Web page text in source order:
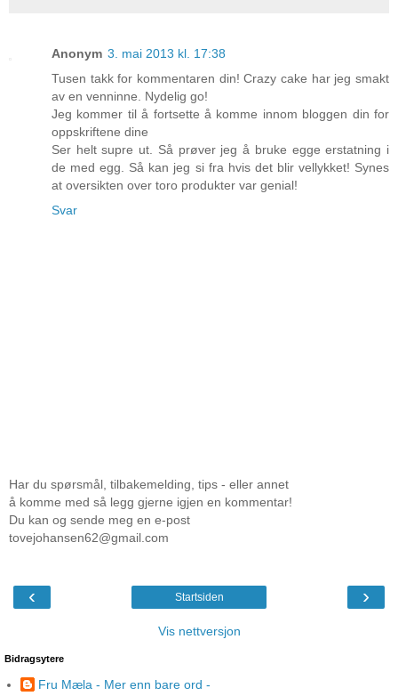
Anonym 3. mai 2013 kl. 17:38
Tusen takk for kommentaren din! Crazy cake har jeg smakt
av en venninne. Nydelig go!
Jeg kommer til å fortsette å komme innom bloggen din for
oppskriftene dine
Ser helt supre ut. Så prøver jeg å bruke egge erstatning i
de med egg. Så kan jeg si fra hvis det blir vellykket! Synes
at oversikten over toro produkter var genial!
Svar
Har du spørsmål, tilbakemelding, tips - eller annet
å komme med så legg gjerne igjen en kommentar!
Du kan og sende meg en e-post
tovejohansen62@gmail.com
‹ ›
Startsiden
Vis nettversjon
Bidragsytere
Fru Mæla - Mer enn bare ord -